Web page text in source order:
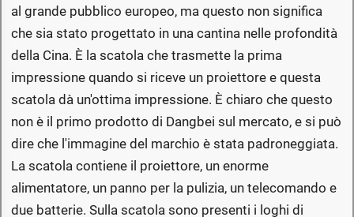
al grande pubblico europeo, ma questo non significa
che sia stato progettato in una cantina nelle profondità
della Cina. È la scatola che trasmette la prima
impressione quando si riceve un proiettore e questa
scatola dà un'ottima impressione. È chiaro che questo
non è il primo prodotto di Dangbei sul mercato, e si può
dire che l'immagine del marchio è stata padroneggiata.
La scatola contiene il proiettore, un enorme
alimentatore, un panno per la pulizia, un telecomando e
due batterie. Sulla scatola sono presenti i loghi di